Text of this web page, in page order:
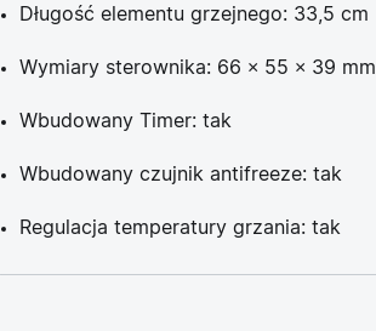
Długość elementu grzejnego: 33,5 cm
Wymiary sterownika: 66 × 55 × 39 mm
Wbudowany Timer: tak
Wbudowany czujnik antifreeze: tak
Regulacja temperatury grzania: tak